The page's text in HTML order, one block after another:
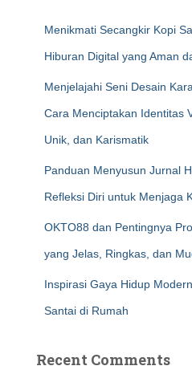
Menikmati Secangkir Kopi
Hiburan Digital yang Aman
Menjelajahi Seni Desain
Cara Menciptakan Identitas
Unik, dan Karismatik
Panduan Menyusun Jurnal
Refleksi Diri untuk Menjaga
OKTO88 dan Pentingnya
yang Jelas, Ringkas, dan
Inspirasi Gaya Hidup
Santai di Rumah
Recent Comments